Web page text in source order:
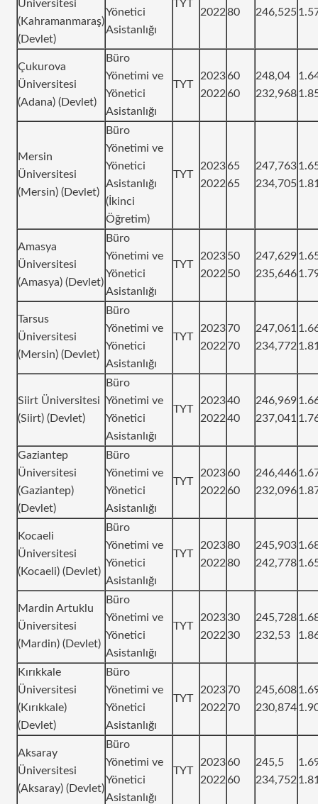
Üniversitesi
(Kahramanmaraş)
(Devlet)
Yönetici
Asistanlığı
TYT
202280 246,525
Çukurova
Üniversitesi
(Adana) (Devlet)
Büro
Yönetimi ve
Yönetici
Asistanlığı
TYT
2023
2022
60
60
248,04
232,968
Mersin
Üniversitesi
(Mersin) (Devlet)
Büro
Yönetimi ve
Yönetici
Asistanlığı
(İkinci
Öğretim)
TYT
2023
2022
65
65
247,763
234,705
Amasya
Üniversitesi
(Amasya) (Devlet)
Büro
Yönetimi ve
Yönetici
Asistanlığı
TYT
2023
2022
50
50
247,629
235,646
Tarsus
Üniversitesi
(Mersin) (Devlet)
Büro
Yönetimi ve
Yönetici
Asistanlığı
TYT
2023
2022
70
70
247,061
234,772
Siirt Üniversitesi
(Siirt) (Devlet)
Büro
Yönetimi ve
Yönetici
Asistanlığı
TYT
2023
2022
40
40
246,969
237,041
Gaziantep
Üniversitesi
(Gaziantep)
(Devlet)
Büro
Yönetimi ve
Yönetici
Asistanlığı
TYT
2023
2022
60
60
246,446
232,096
Kocaeli
Üniversitesi
(Kocaeli) (Devlet)
Büro
Yönetimi ve
Yönetici
Asistanlığı
TYT
2023
2022
80
80
245,903
242,778
Mardin Artuklu
Üniversitesi
(Mardin) (Devlet)
Büro
Yönetimi ve
Yönetici
Asistanlığı
TYT
2023
2022
30
30
245,728
232,53
Kırıkkale
Üniversitesi
(Kırıkkale)
(Devlet)
Büro
Yönetimi ve
Yönetici
Asistanlığı
TYT
2023
2022
70
70
245,608
230,874
Aksaray
Üniversitesi
(Aksaray) (Devlet)
Büro
Yönetimi ve
Yönetici
Asistanlığı
TYT
2023
2022
60
60
245,5
234,752